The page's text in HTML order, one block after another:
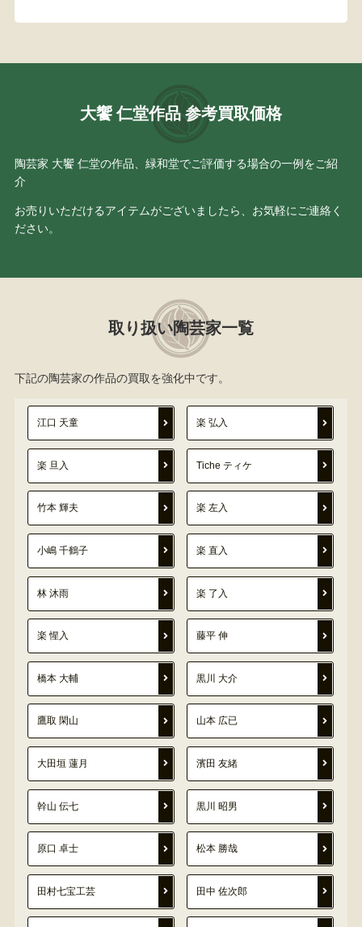
大饗 仁堂作品 参考買取価格
陶芸家 大饗 仁堂の作品、緑和堂でご評価する場合の一例をご紹
介
お売りいただけるアイテムがございましたら、お気軽にご連絡く
ださい。
取り扱い陶芸家一覧
下記の陶芸家の作品の買取を強化中です。
江口 天童 楽 弘入
楽 旦入 Tiche ティケ
竹本 輝夫 楽 左入
小嶋 千鶴子 楽 直入
林 沐雨 楽 了入
楽 惺入 藤平 伸
橋本 大輔 黒川 大介
鷹取 閑山 山本 広已
大田垣 蓮月 濱田 友緒
幹山 伝七 黒川 昭男
原口 卓士 松本 勝哉
田村七宝工芸 田中 佐次郎